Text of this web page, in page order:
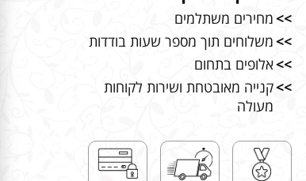
>>מחירים משתלמים
>>משלוחים תוך מספר שעות בודדות
>>אלופים בתחום
>>קנייה מאובטחת ושירות לקוחות
מעולה